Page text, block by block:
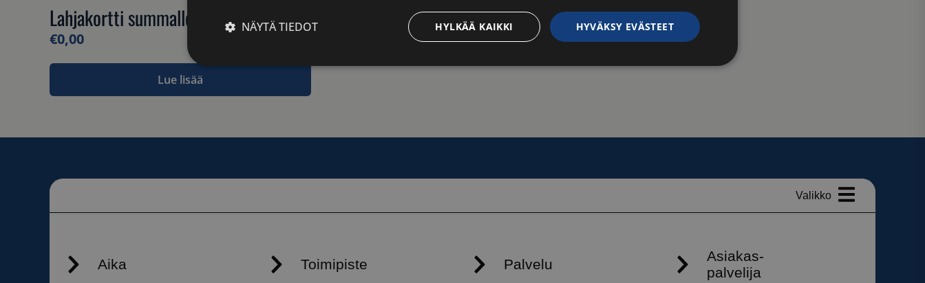
Lahjakortti summalle (terveys)
€0,00
Lue lisää
HYVÄKSY EVÄSTEET
HYLKÄÄ KAIKKI
NÄYTÄ TIEDOT
Ehdottomasti
Suorituskyvylliset Kohdentavat Toiminnalliset Luokittelemattomat
tilinhallinnan. Sivustoa ei voida käyttää oikein ilman ehdottoman välttämättömiä evästeitä.
.hs-analytics.net
56 sekuntia
erottamaan ihmiset ja botit. Tämä